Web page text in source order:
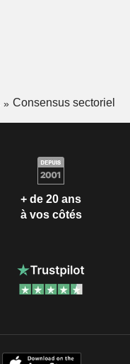
Consensus sectoriel
+ de 20 ans
à vos côtés